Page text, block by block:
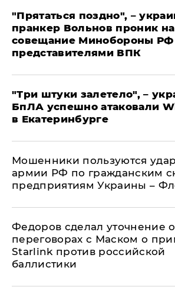
"Прятаться поздно", –
пранкер Вольнов проник на
совещание Минобороны РФ
представителями ВПК
"Три штуки залетело", –
БпЛА успешно атаковали
в Екатеринбурге
Мошенники пользуются
армии РФ по гражданским
предприятиям Украины –
Федоров сделал уточнение о
переговорах с Маском о
Starlink против российской
баллистики